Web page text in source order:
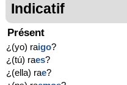
Indicatif
Présent
¿(yo) raigo?
¿(tú) raes?
¿(ella) rae?